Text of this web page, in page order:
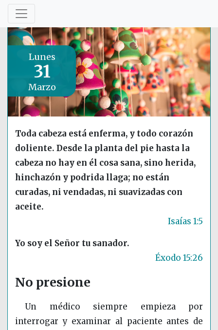
Lunes
31
Marzo
Toda cabeza está enferma, y todo corazón
doliente. Desde la planta del pie hasta la
cabeza no hay en él cosa sana, sino herida,
hinchazón y podrida llaga; no están
curadas, ni vendadas, ni suavizadas con
aceite.
Isaías 1:5
Yo soy el Señor tu sanador.
Éxodo 15:26
No presione
Un médico siempre empieza por
interrogar y examinar al paciente antes de